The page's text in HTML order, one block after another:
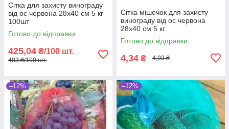
Сітка для захисту винограду
від ос червона 28х40 см 5 кг
100шт
Готово до відправки
425,04 ₴/100 шт.
483 ₴/100 шт.
Сітка мішечок для захисту
винограду від ос червона
28х40 см 5 кг
Готово до відправки
4,34 ₴ 4,93 ₴
–12% –12%